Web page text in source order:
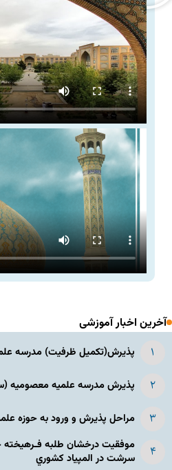
آخرین اخبار آموزشی
پذیرش(تکمیل ظرفیت) مدرسه
پذیرش مدرسه علمیه معصومیه‌
مراحل پذیرش و ورود به حوزه
موفقیت درخشان طلبه
سرشت در المپياد كشوري